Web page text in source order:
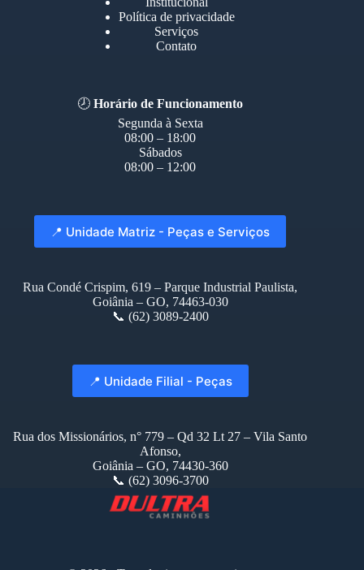
Política de privacidade
Serviços
Contato
🕗Horário de Funcionamento
Segunda à Sexta
08:00 – 18:00
Sábados
08:00 – 12:00
📍 Unidade Matriz - Peças e Serviços
Rua Condé Crispim, 619 – Parque Industrial Paulista,
Goiânia – GO, 74463-030
📞 (62) 3089-2400
📍 Unidade Filial - Peças
Rua dos Missionários, n° 779 – Qd 32 Lt 27 – Vila Santo
Afonso,
Goiânia – GO, 74430-360
📞 (62) 3096-3700